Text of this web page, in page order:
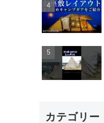
カテゴリー